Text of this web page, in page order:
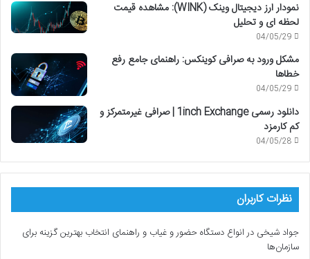
نمودار ارز دیجیتال وینک (WINK): مشاهده قیمت
لحظه ای و تحلیل
04/05/29
مشکل ورود به صرافی کوینکس: راهنمای جامع رفع
خطاها
04/05/29
دانلود رسمی 1inch Exchange | صرافی غیرمتمرکز و
کم کارمزد
04/05/28
نظرات کاربران
جواد شیخی درانواع دستگاه حضور و غیاب و راهنمای انتخاب بهترین گزینه برای
سازمان‌ها